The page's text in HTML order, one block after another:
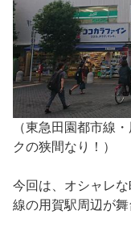
（東急田園都市線
クの狭間なり！）
今回は、オシャレ
線の用賀駅周辺が舞